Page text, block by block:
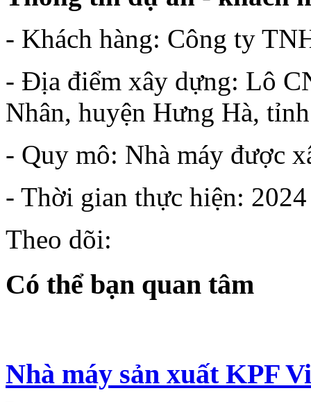
- Khách hàng: Công ty
- Địa điểm xây dựng: Lô
Nhân, huyện Hưng Hà,
- Quy mô: Nhà máy được
- Thời gian thực hiện:
Theo dõi:
Có thể bạn quan tâm
Nhà máy sản xuất KPF